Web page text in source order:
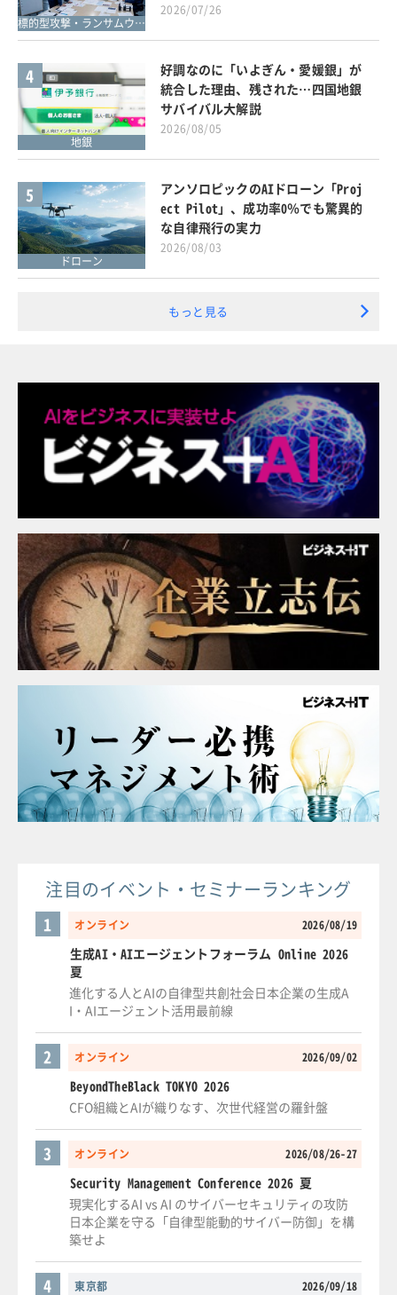
標的型攻撃・ランサムウェア対策
2026/07/26
4
地銀
好調なのに「いよぎん・愛媛銀」が
統合した理由、残された…四国地銀
サバイバル大解説
2026/08/05
5
ドローン
アンソロピックのAIドローン「Proj
ect Pilot」、成功率0％でも驚異的
な自律飛行の実力
2026/08/03
もっと見る
注目のイベント・セミナーランキング
オンライン 2026/08/19
1
生成AI・AIエージェントフォーラム Online 2026
夏
進化する人とAIの自律型共創社会日本企業の生成A
I・AIエージェント活用最前線
オンライン 2026/09/02
2
BeyondTheBlack TOKYO 2026
CFO組織とAIが織りなす、次世代経営の羅針盤
オンライン 2026/08/26-27
3
Security Management Conference 2026 夏
現実化するAI vs AI のサイバーセキュリティの攻防
日本企業を守る「自律型能動的サイバー防御」を構
築せよ
東京都 2026/09/18
4